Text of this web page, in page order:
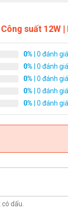
sản phẩm mới
đàm
VHF (tần số
đang có sẵn
model là gì để
suất 12W |
0% | 0 đánh giá
0% | 0 đánh giá
0% | 0 đánh giá
0% | 0 đánh giá
0% | 0 đánh giá